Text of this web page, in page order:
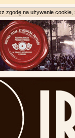
zgodę na używanie